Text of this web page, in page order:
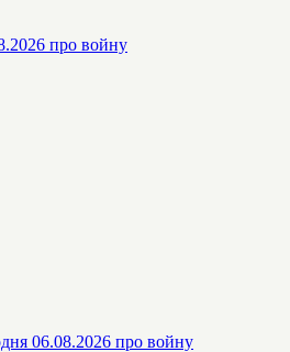
про войну
06.08.2026 про войну